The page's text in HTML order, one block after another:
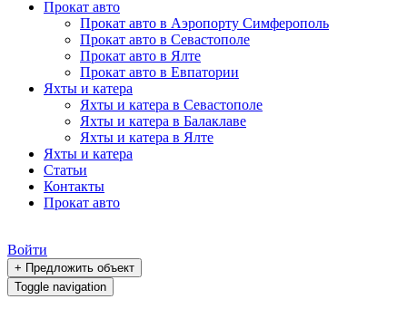
Прокат авто
Прокат авто в Аэропорту Симферополь
Прокат авто в Севастополе
Прокат авто в Ялте
Прокат авто в Евпатории
Яхты и катера
Яхты и катера в Севастополе
Яхты и катера в Балаклаве
Яхты и катера в Ялте
Яхты и катера
Статьи
Контакты
Прокат авто
Войти
+ Предложить объект
Toggle navigation